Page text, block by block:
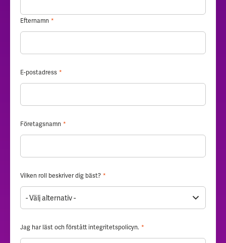
Efternamn *
E-postadress *
Företagsnamn *
Vilken roll beskriver dig bäst? *
Jag har läst och förståttintegritetspolicyn. *